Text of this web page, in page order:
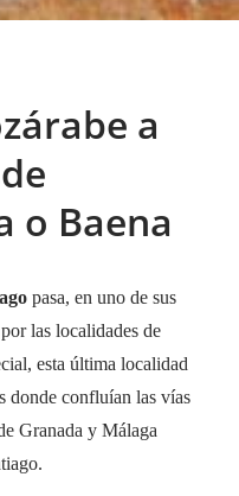
a
o Baena
pasa, en uno de sus
las localidades de
esta última localidad
donde confluían las vías
Granada y Málaga